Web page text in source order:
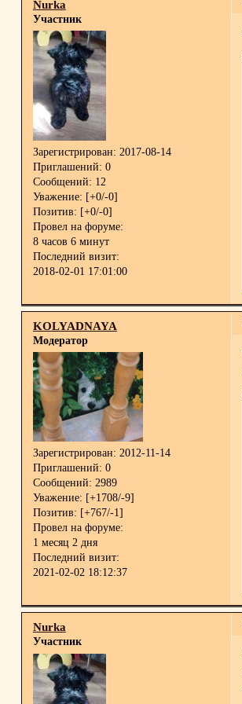
Nurka
Участник
Зарегистрирован: 2017-08-14
Приглашений: 0
Сообщений: 12
Уважение: [+0/-0]
Позитив: [+0/-0]
Провел на форуме:
8 часов 6 минут
Последний визит:
2018-02-01 17:01:00
KOLYADNAYA
Модератор
Зарегистрирован: 2012-11-14
Приглашений: 0
Сообщений: 2989
Уважение: [+1708/-9]
Позитив: [+767/-1]
Провел на форуме:
1 месяц 2 дня
Последний визит:
2021-02-02 18:12:37
Nurka
Участник